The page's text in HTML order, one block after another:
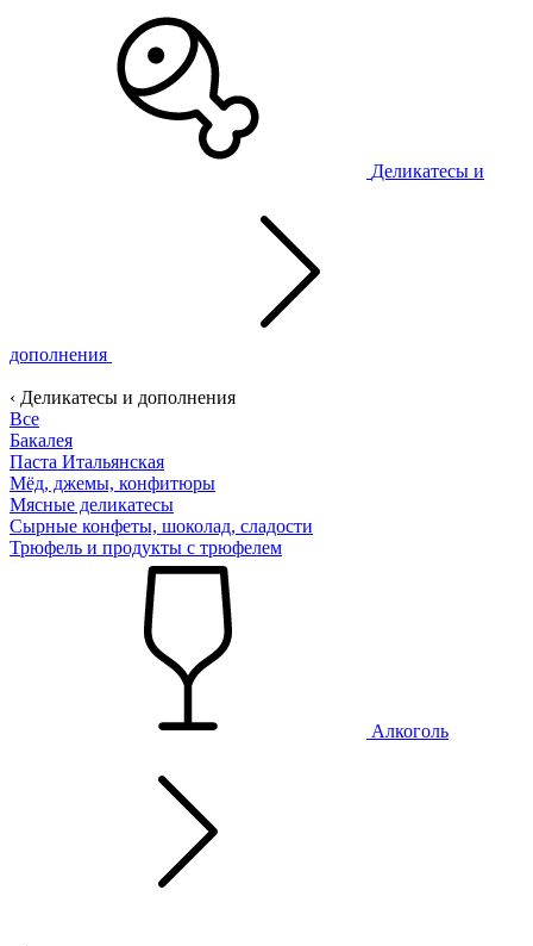
Деликатесы и
дополнения
‹ Деликатесы и дополнения
Все
Бакалея
Паста Итальянская
Мёд, джемы, конфитюры
Мясные деликатесы
Сырные конфеты, шоколад, сладости
Трюфель и продукты с трюфелем
Алкоголь